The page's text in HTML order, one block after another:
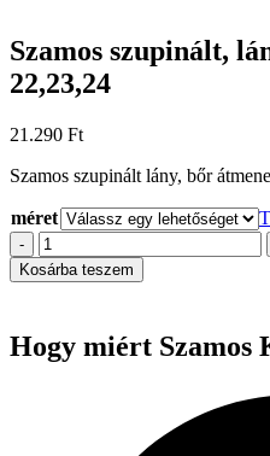
Szamos szupinált,
22,23,24
21.290 Ft
Szamos szupinált lány, bőr
méret
-
Szamos
szupinált,
lány
22,23,24
Kosárba teszem
Hogy miért Szamos